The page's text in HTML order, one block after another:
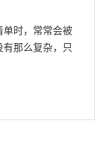
时，常常会被
那么复杂，只